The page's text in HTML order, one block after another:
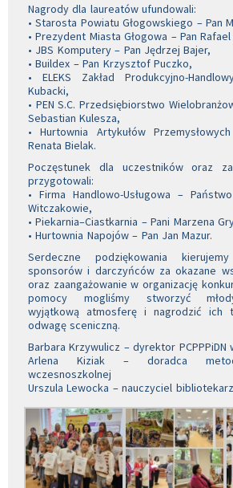
Nagrody dla laureatów ufundowali:
• Starosta Powiatu Głogowskiego – Pan
• Prezydent Miasta Głogowa – Pan
• JBS Komputery – Pan Jędrzej Bajer,
• Buildex – Pan Krzysztof Puczko,
• ELEKS Zakład Produkcyjno-
Kubacki,
• PEN S.C. Przedsiębiorstwo
Sebastian Kulesza,
• Hurtownia Artykułów
Renata Bielak.
Poczęstunek dla uczestników oraz
przygotowali:
• Firma Handlowo-Usługowa –
Witczakowie,
• Piekarnia–Ciastkarnia – Pani Marzena
• Hurtownia Napojów – Pan Jan Mazur.
Serdeczne podziękowania
sponsorów i darczyńców za okazane
oraz zaangażowanie w organizację
pomocy mogliśmy stworzyć
wyjątkową atmosferę i nagrodzić ich
odwagę sceniczną.
Barbara Krzywulicz – dyrektor PCPPPiDN
Arlena Kiziak – doradca
wczesnoszkolnej
Urszula Lewocka – nauczyciel